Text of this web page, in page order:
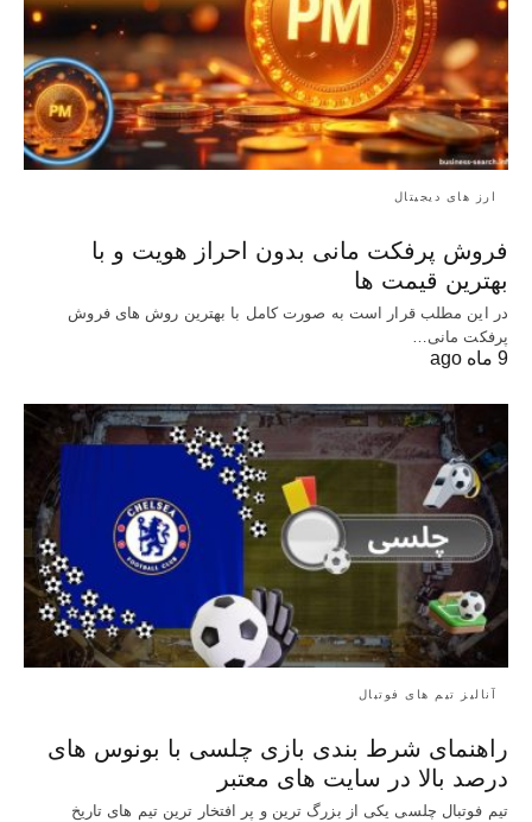
ارز های دیجیتال
فروش پرفکت مانی بدون احراز هویت و با
بهترین قیمت ها
در این مطلب قرار است به صورت کامل با بهترین روش‌ های فروش
پرفکت مانی…
9 ماه ago
آنالیز تیم های فوتبال
راهنمای شرط بندی بازی چلسی با بونوس های
درصد بالا در سایت های معتبر
تیم فوتبال چلسی یکی از بزرگ ترین و پر افتخار ترین تیم های تاریخ